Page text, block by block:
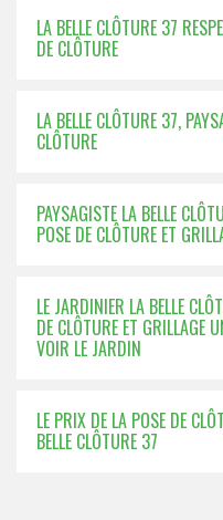
LA BELLE CLÔTURE 37
DE CLÔTURE
LA BELLE CLÔTURE 37,
CLÔTURE
PAYSAGISTE LA BELLE
POSE DE CLÔTURE ET
LE JARDINIER LA BELLE
DE CLÔTURE ET GRILLAGE
VOIR LE JARDIN
LE PRIX DE LA POSE DE
BELLE CLÔTURE 37